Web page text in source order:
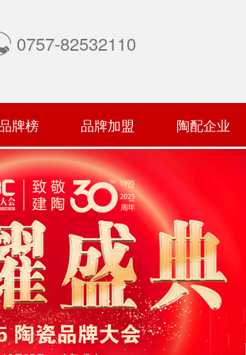
0757-82532110
牌榜 品牌加盟 陶配企业